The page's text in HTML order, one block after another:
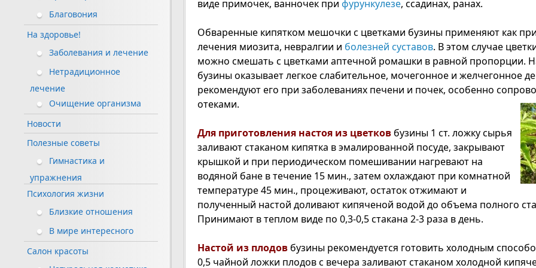
виде примочек, ванночек при фурункулезе, ссадинах, ранах.
Обваренные кипятком мешочки с цветками бузины применяют как
лечения миозита, невралгии и болезней суставов. В этом случае
можно смешать с цветками аптечной ромашки в равной пропорции.
бузины оказывает легкое слабительное, мочегонное и желчегонное
рекомендуют его при заболеваниях печени и почек, особенно
отеками.
Для приготовления настоя из цветков бузины 1 ст. ложку сырья
заливают стаканом кипятка в эмалированной посуде, закрывают
крышкой и при периодическом помешивании нагревают на
водяной бане в течение 15 мин., затем охлаждают при комнатной
температуре 45 мин., процеживают, остаток отжимают и
полученный настой доливают кипяченой водой до объема полного
Принимают в теплом виде по 0,3-0,5 стакана 2-3 раза в день.
Настой из плодовбузины рекомендуется готовить холодным
0,5 чайной ложки плодов с вечера заливают стаканом холодной
Благовония
На здоровье!
Заболевания и лечение
Нетрадиционное
лечение
Очищение организма
Новости
Полезные советы
Гимнастика и
упражнения
Психология жизни
Близкие отношения
В мире интересного
Салон красоты